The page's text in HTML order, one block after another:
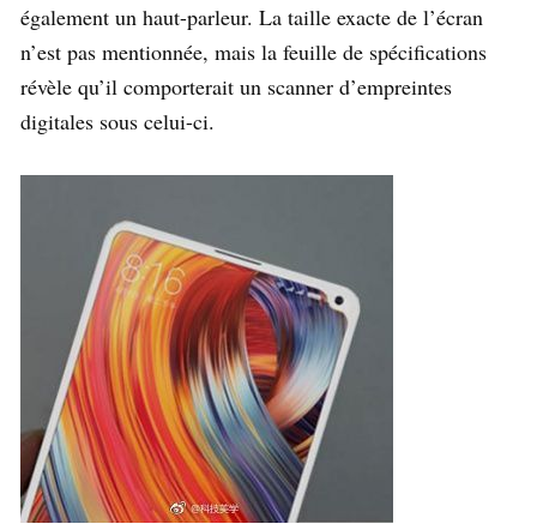
également un haut-parleur. La taille exacte de l’écran
n’est pas mentionnée, mais la feuille de spécifications
révèle qu’il comporterait un scanner d’empreintes
digitales sous celui-ci.